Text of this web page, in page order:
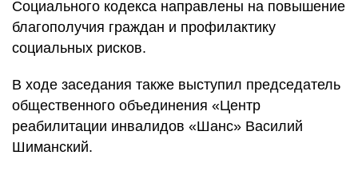
Социального кодекса направлены на повышение
благополучия граждан и профилактику
социальных рисков.
В ходе заседания также выступил председатель
общественного объединения «Центр
реабилитации инвалидов «Шанс» Василий
Шиманский.